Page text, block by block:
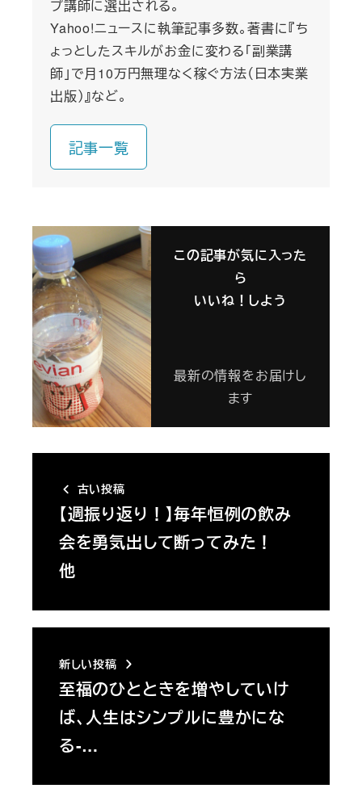
プ講師に選出される。
Yahoo!ニュースに執筆記事多数。著書に『ち
ょっとしたスキルがお金に変わる「副業講
師」で月10万円無理なく稼ぐ方法（日本実業
出版）』など。
記事一覧
この記事が気に入った
ら
いいね！しよう
最新の情報をお届けし
ます
古い投稿
【週振り返り！】毎年恒例の飲み
会を勇気出して断ってみた！
他
新しい投稿
至福のひとときを増やしていけ
ば、人生はシンプルに豊かにな
る-…